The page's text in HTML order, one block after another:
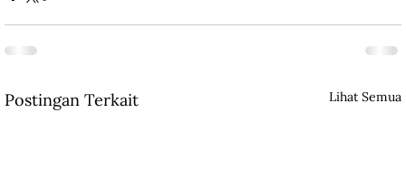
Postingan Terkait Lihat Semua